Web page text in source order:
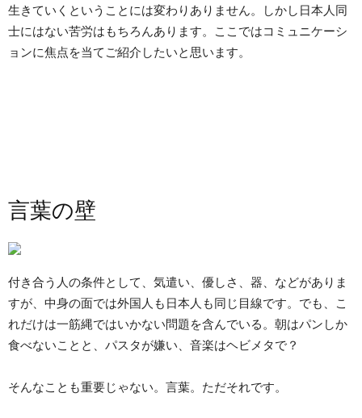
生きていくということには変わりありません。しかし日本人同
士にはない苦労はもちろんあります。ここではコミュニケーシ
ョンに焦点を当てご紹介したいと思います。
言葉の壁
付き合う人の条件として、気遣い、優しさ、器、などがありま
すが、中身の面では外国人も日本人も同じ目線です。でも、こ
れだけは一筋縄ではいかない問題を含んでいる。朝はパンしか
食べないことと、パスタが嫌い、音楽はヘビメタで？
そんなことも重要じゃない。言葉。ただそれです。